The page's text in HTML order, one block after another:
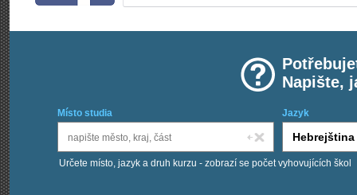
Napište,
Místo studia Jazyk
Určete místo, jazyk a druh kurzu - zobrazí se počet vyhovujících škol